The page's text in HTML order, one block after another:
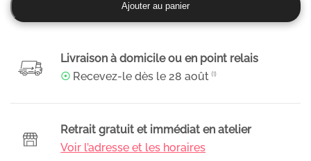
de
de
stabilisées
Ajouter au panier
Livraison à domicile ou en point relais
☉ Recevez-le dès le28 août ⁽¹⁾
Retrait gratuit et immédiat en atelier
Voir l’adresse et les horaires